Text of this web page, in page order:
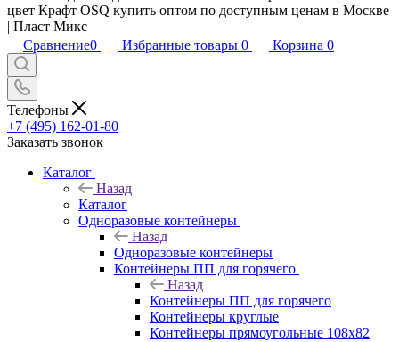
цвет Крафт OSQ купить оптом по доступным ценам в Москве
| Пласт Микс
Сравнение0 Избранные товары 0 Корзина 0
Телефоны
+7 (495) 162-01-80
Заказать звонок
Каталог
Назад
Каталог
Одноразовые контейнеры
Назад
Одноразовые контейнеры
Контейнеры ПП для горячего
Назад
Контейнеры ПП для горячего
Контейнеры круглые
Контейнеры прямоугольные 108х82